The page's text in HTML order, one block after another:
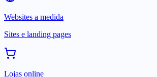
Websites a medida
Sites e landing pages
Lojas online